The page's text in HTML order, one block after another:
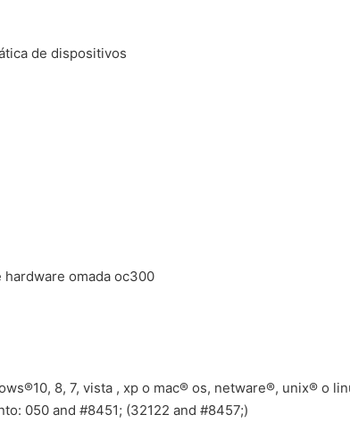
de dispositivos
hardware omada oc300
8, 7, vista , xp o mac® os, netware®, unix® o
050 and #8451; (32122 and #8457;)